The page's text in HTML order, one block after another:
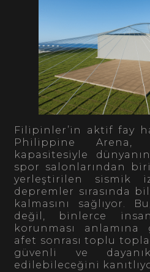
Filipinler’in aktif fay
Philippine
kapasitesiyle
spor salonlarından
yerleştirilen sismik
depremler sırasında
kalmasını sağlıyor.
değil, binlerce
korunması
afet sonrası toplu
güvenli ve
edilebileceğini